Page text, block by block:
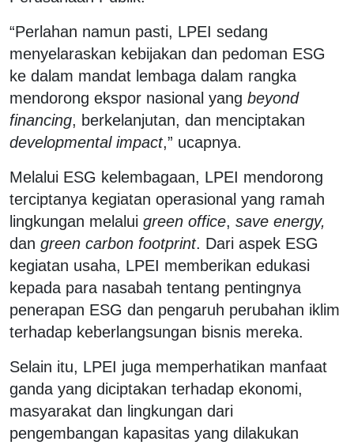
“Perlahan namun pasti, LPEI sedang
menyelaraskan kebijakan dan pedoman ESG
ke dalam mandat lembaga dalam rangka
mendorong ekspor nasional yang beyond
financing, berkelanjutan, dan menciptakan
developmental impact,” ucapnya.
Melalui ESG kelembagaan, LPEI mendorong
terciptanya kegiatan operasional yang ramah
lingkungan melalui green office, save energy,
dan green carbon footprint. Dari aspek ESG
kegiatan usaha, LPEI memberikan edukasi
kepada para nasabah tentang pentingnya
penerapan ESG dan pengaruh perubahan iklim
terhadap keberlangsungan bisnis mereka.
Selain itu, LPEI juga memperhatikan manfaat
ganda yang diciptakan terhadap ekonomi,
masyarakat dan lingkungan dari
pengembangan kapasitas yang dilakukan